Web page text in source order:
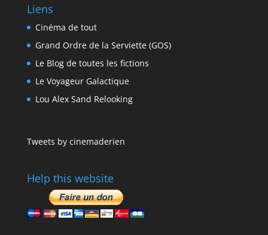
Liens
Cinéma de tout
Grand Ordre de la Serviette (GOS)
Le Blog de toutes les fictions
Le Voyageur Galactique
Lou Alex Sand Relooking
Tweets by cinemaderien
Help this website